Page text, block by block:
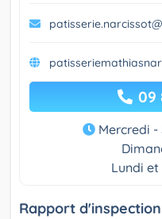
09
Mercredi -
Lundi
Rapport d'inspection